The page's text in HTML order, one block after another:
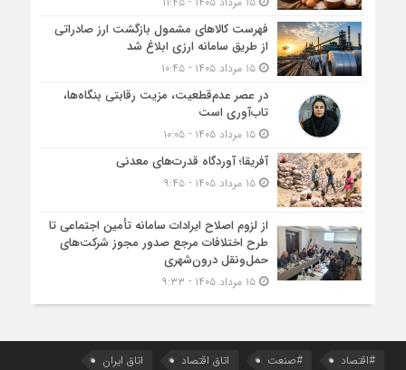
فهرست کالاهای مشمول بازگشت ارز صادراتی
از طریق سامانه ارزی ابلاغ شد
۱۵ مرداد ۱۴۰۵ - ۱۰:۴۵
در عصر عدم‌قطعیت، مزیت رقابتی بنگاه‌ها،
تاب‌آوری است
۱۵ مرداد ۱۴۰۵ - ۱۰:۰۵
آفریقا؛ آوردگاه قدرت‌های معدنی
۱۵ مرداد ۱۴۰۵ - ۹:۴۵
از لزوم اصلاح ایرادات سامانه تأمین اجتماعی تا
طرح اختلافات مرجع صدور مجوز شرکت‌های
حمل‌ونقل درون‌شهری
۱۵ مرداد ۱۴۰۵ - ۹:۳۳
#اقتصاد #صنعت اتاق اقتصاد
اتاق ایران